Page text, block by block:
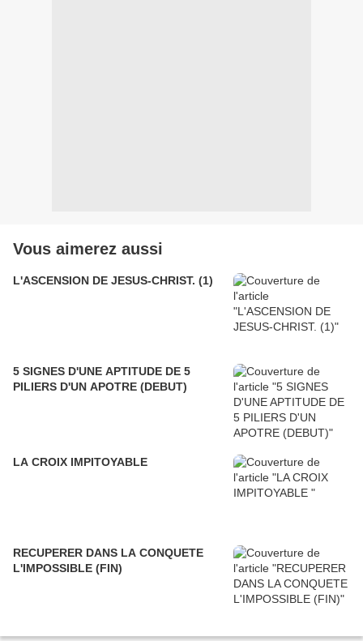
Vous aimerez aussi
L'ASCENSION DE JESUS-CHRIST. (1)
5 SIGNES D'UNE APTITUDE DE 5
PILIERS D'UN APOTRE (DEBUT)
LA CROIX IMPITOYABLE
RECUPERER DANS LA CONQUETE
L'IMPOSSIBLE (FIN)